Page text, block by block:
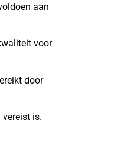
aan
voor
door
is.